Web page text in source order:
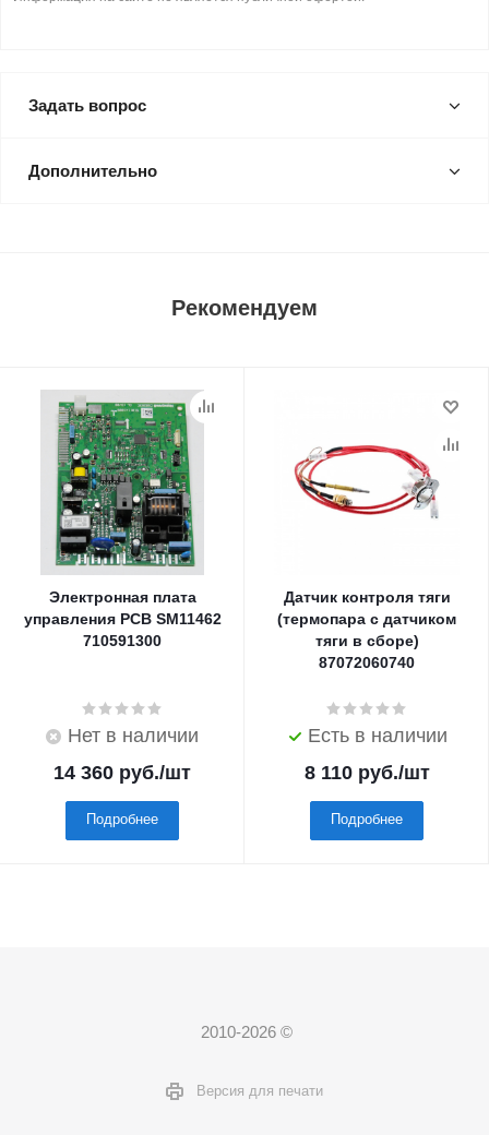
Задать вопрос
Дополнительно
Рекомендуем
Электронная плата
управления PCB SM11462
710591300
Нет в наличии
14 360 руб./шт
Подробнее
Датчик контроля тяги
(термопара с датчиком
тяги в сборе)
87072060740
Есть в наличии
8 110руб./шт
Подробнее
2010-2026 ©
Версия для печати